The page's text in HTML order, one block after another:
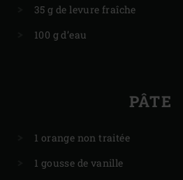
35 g de levure fraîche
100 g d’eau
PÂTE
1 orange non traitée
1 gousse de vanille